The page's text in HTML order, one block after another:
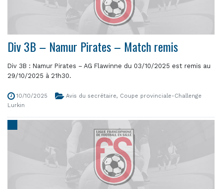
Div 3B – Namur Pirates – Match remis
Div 3B : Namur Pirates – AG Flawinne du 03/10/2025 est remis au
29/10/2025 à 21h30.
10/10/2025 Avis du secrétaire, Coupe provinciale-Challenge
Lurkin